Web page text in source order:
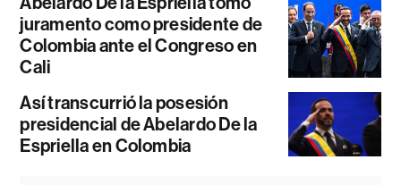
juramento como presidente de
Colombia ante el Congreso en
Cali
Así transcurrió la posesión
presidencial de Abelardo De la
Espriella en Colombia